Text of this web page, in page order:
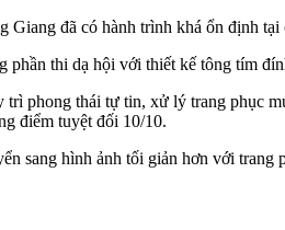
đã có hành trình khá ổn định tại
phần thi dạ hội với thiết kế tông tím
trì phong thái tự tin, xử lý trang phục
điểm tuyệt đối 10/10.
sang hình ảnh tối giản hơn với